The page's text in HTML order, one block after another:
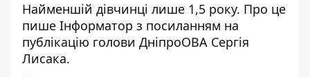
Найменшій дівчинці лише 1,5 року. Про це
пише Інформатор з посиланням на
публікацію голови ДніпроОВА Сергія
Лисака.